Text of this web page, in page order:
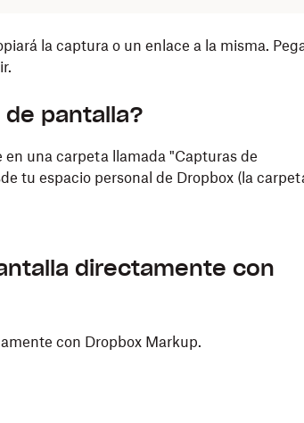
la captura o un enlace a la misma.
pantalla?
una carpeta llamada "Capturas de
tu espacio personal de Dropbox (la
directamente con
con Dropbox Markup.